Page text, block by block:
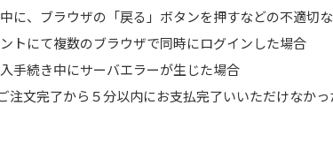
に、ブラウザの「戻る」ボタンを押すなどの不適切
トにて複数のブラウザで同時にログインした場合
手続き中にサーバエラーが生じた場合
注文完了から５分以内にお支払完了いいただけなかっ